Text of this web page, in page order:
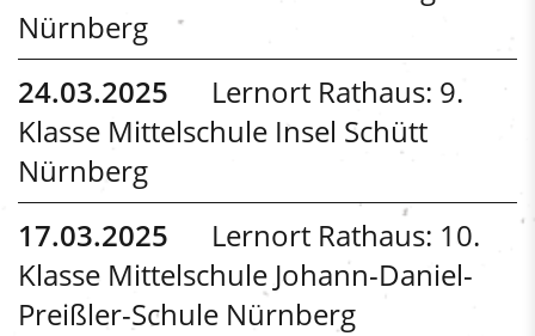
Nürnberg
24.03.2025
Lernort Rathaus: 9.
Klasse Mittelschule Insel Schütt
Nürnberg
17.03.2025
Lernort Rathaus: 10.
Klasse Mittelschule Johann-Daniel-
Preißler-Schule Nürnberg